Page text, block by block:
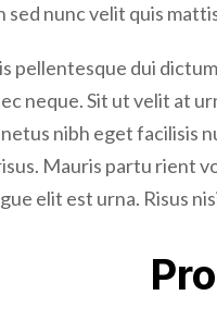
sed nunc velit quis
pellentesque dui
neque. Sit ut velit at
nibh eget facilisis
Mauris partu rient
elit est urna. Risus